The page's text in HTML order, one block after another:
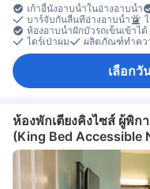
เก้าอี้นั่งอาบน้ำในอ่างอาบน้ำ
บาร์จับกันลื่นที่อ่างอาบน้ำ
ห้องอาบน้ำฝักบัวรถเข็นเข้าไ
ไดร์เป่าผม
ผลิตภัณฑ์ทำคว
เลือกวั
ห้องพักเตียงคิงไซส์ ผู้พิก
(King Bed Accessible